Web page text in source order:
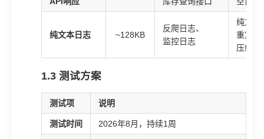
纯文本日志 ~128KB
反爬日志、
监控日志
纯文本
重复行
压缩潜
1.3 测试方案
测试项 说明
测试时间 2026年8月，持续1周